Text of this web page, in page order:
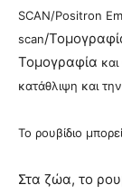
SCAN/Positron
scan/
Τομογραφία
κατάθλιψη και
Το ρουβίδιο
Στα ζώα, το